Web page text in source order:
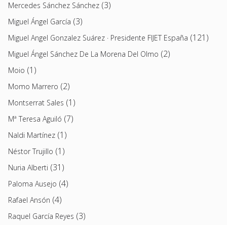
Mercedes Sánchez Sánchez (3)
Miguel Ángel García (3)
Miguel Angel Gonzalez Suárez · Presidente FIJET España (121)
Miguel Ángel Sánchez De La Morena Del Olmo (2)
Moio (1)
Momo Marrero (2)
Montserrat Sales (1)
Mª Teresa Aguiló (7)
Naldi Martínez (1)
Néstor Trujillo (1)
Nuria Alberti (31)
Paloma Ausejo (4)
Rafael Ansón (4)
Raquel García Reyes (3)